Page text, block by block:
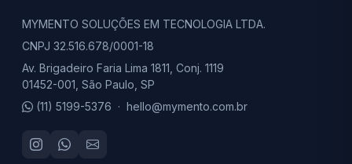
MYMENTO SOLUÇÕES EM TECNOLOGIA LTDA.
CNPJ 32.516.678/0001-18
Av. Brigadeiro Faria Lima 1811, Conj. 1119
01452-001, São Paulo, SP
(11) 5199-5376 · hello@mymento.com.br